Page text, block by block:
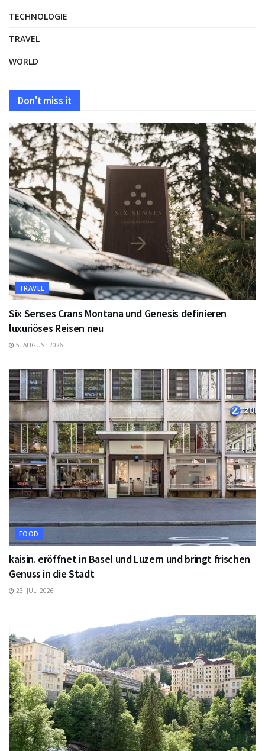
TECHNOLOGIE
TRAVEL
WORLD
Don't miss it
TRAVEL
Six Senses Crans Montana und Genesis definieren
luxuriöses Reisen neu
5. AUGUST 2026
FOOD
kaisin. eröffnet in Basel und Luzern und bringt frischen
Genuss in die Stadt
23. JULI 2026